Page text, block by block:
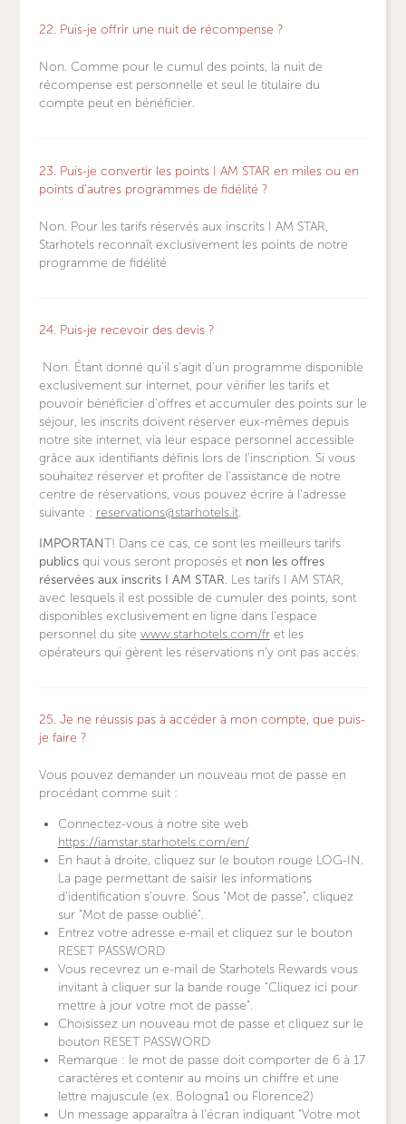
22. Puis-je offrir une nuit de récompense ?
Non. Comme pour le cumul des points, la nuit de
récompense est personnelle et seul le titulaire du
compte peut en bénéficier.
23. Puis-je convertir les points I AM STAR en miles ou en
points d'autres programmes de fidélité ?
Non. Pour les tarifs réservés aux inscrits I AM STAR,
Starhotels reconnaît exclusivement les points de notre
programme de fidélité
24. Puis-je recevoir des devis ?
Non. Étant donné qu'il s'agit d'un programme disponible
exclusivement sur internet, pour vérifier les tarifs et
pouvoir bénéficier d'offres et accumuler des points sur le
séjour, les inscrits doivent réserver eux-mêmes depuis
notre site internet, via leur espace personnel accessible
grâce aux identifiants définis lors de l'inscription. Si vous
souhaitez réserver et profiter de l'assistance de notre
centre de réservations, vous pouvez écrire à l'adresse
suivante : reservations@starhotels.it.
IMPORTAN T! Dans ce cas, ce sont les meilleurs tarifs
publicsqui vous seront proposés et non les offres
réservées aux inscrits I AM STAR . Les tarifs I AM STAR,
avec lesquels il est possible de cumuler des points, sont
disponibles exclusivement en ligne dans l'espace
personnel du site www.starhotels.com/fret les
opérateurs qui gèrent les réservations n'y ont pas accès.
25. Je ne réussis pas à accéder à mon compte, que puis-
je faire ?
Vous pouvez demander un nouveau mot de passe en
procédant comme suit :
Connectez-vous à notre site web
https://iamstar.starhotels.com/en/
En haut à droite, cliquez sur le bouton rouge LOG-IN.
La page permettant de saisir les informations
d'identification s'ouvre. Sous "Mot de passe", cliquez
sur "Mot de passe oublié".
Entrez votre adresse e-mail et cliquez sur le bouton
RESET PASSWORD
Vous recevrez un e-mail de Starhotels Rewards vous
invitant à cliquer sur la bande rouge "Cliquez ici pour
mettre à jour votre mot de passe".
Choisissez un nouveau mot de passe et cliquez sur le
bouton RESET PASSWORD
Remarque : le mot de passe doit comporter de 6 à 17
caractères et contenir au moins un chiffre et une
lettre majuscule (ex. Bologna1 ou Florence2)
Un message apparaîtra à l'écran indiquant "Votre mot